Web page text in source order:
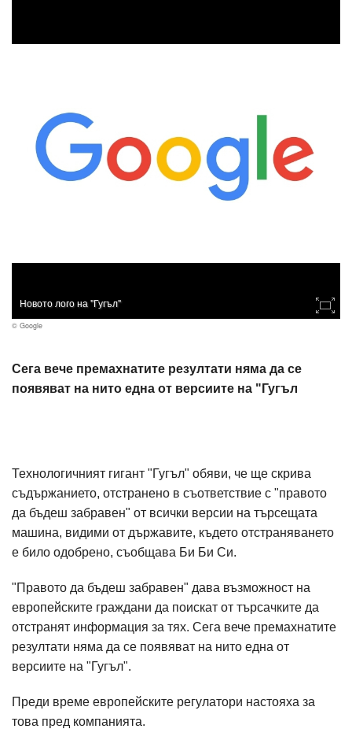
Новото лого на "Гугъл"
© Google
Сега вече премахнатите резултати няма да се
появяват на нито една от версиите на "Гугъл
Технологичният гигант "Гугъл" обяви, че ще скрива
съдържанието, отстранено в съответствие с "правото
да бъдеш забравен" от всички версии на търсещата
машина, видими от държавите, където отстраняването
е било одобрено, съобщава Би Би Си.
"Правото да бъдеш забравен" дава възможност на
европейските граждани да поискат от търсачките да
отстранят информация за тях. Сега вече премахнатите
резултати няма да се появяват на нито една от
версиите на "Гугъл".
Преди време европейските регулатори настояха за
това пред компанията.